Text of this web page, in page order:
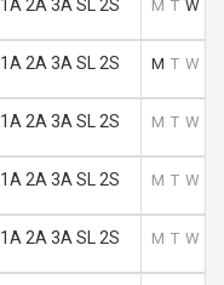
1A 2A 3A SL 2S M T W
1A 2A 3A SL 2S M T W
1A 2A 3A SL 2S M T W
1A 2A 3A SL 2S M T W
1A 2A 3A SL 2S M T W